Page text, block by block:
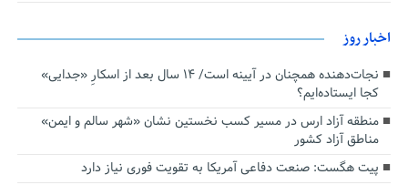
اخبار روز
نجات‌دهنده‌ همچنان در آیینه است/ ۱۴ سال بعد از اسکارِ «جدایی»
کجا ایستاده‌ایم؟
منطقه آزاد ارس در مسیر کسب نخستین نشان «شهر سالم و ایمن»
مناطق آزاد کشور
پیت هگست: صنعت دفاعی آمریکا به تقویت فوری نیاز دارد